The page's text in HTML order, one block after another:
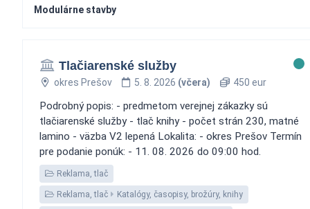
Modulárne stavby
Tlačiarenské služby
okres Prešov 5. 8. 2026 (včera) 450 eur
Podrobný popis: - predmetom verejnej zákazky sú
tlačiarenské služby - tlač knihy - počet strán 230, matné
lamino - väzba V2 lepená Lokalita: - okres Prešov Termín
pre podanie ponúk: - 11. 08. 2026 do 09:00 hod.
Reklama, tlač
Reklama, tlač Katalógy, časopisy, brožúry, knihy